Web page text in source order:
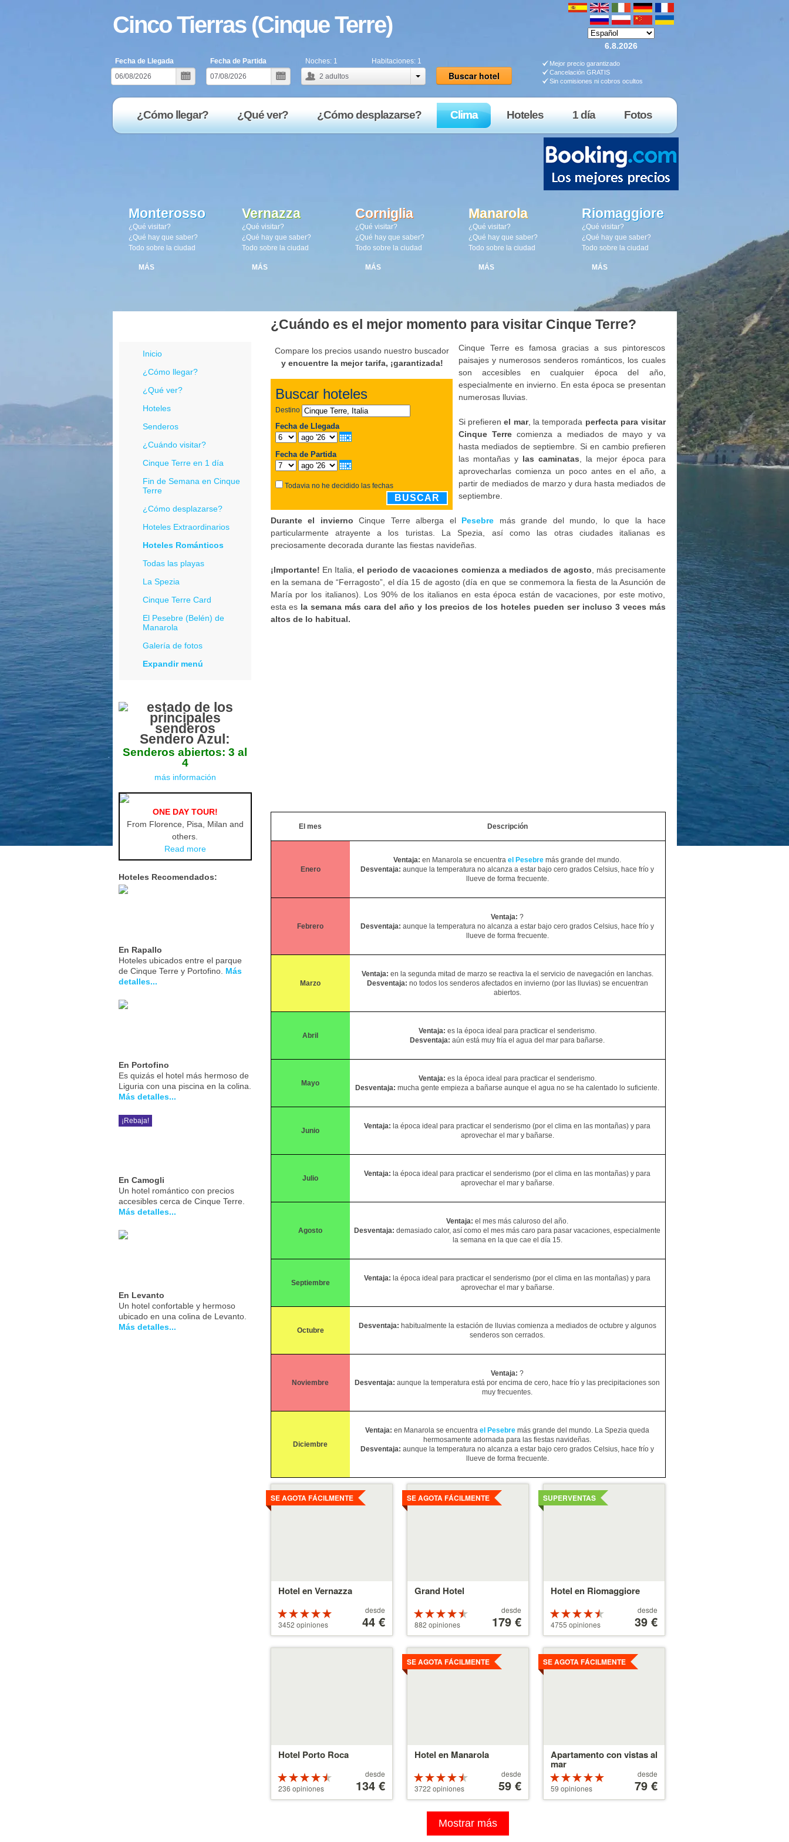
Cinco Tierras (Cinque Terre)
6.8.2026
Fecha de Llegada
Fecha de Partida
2 adultos
Noches: 1 Habitaciones: 1
Buscar hotel
Mejor precio garantizado
Cancelación GRATIS
Sin comisiones ni cobros ocultos
¿Cómo llegar? ¿Qué ver? ¿Cómo desplazarse? Clima Hoteles 1 día Fotos
Monterosso
¿Qué visitar?
¿Qué hay que saber?
Todo sobre la ciudad
MÁS
Vernazza
¿Qué visitar?
¿Qué hay que saber?
Todo sobre la ciudad
MÁS
Corniglia
¿Qué visitar?
¿Qué hay que saber?
Todo sobre la ciudad
MÁS
Manarola
¿Qué visitar?
¿Qué hay que saber?
Todo sobre la ciudad
MÁS
Riomaggiore
¿Qué visitar?
¿Qué hay que saber?
Todo sobre la ciudad
MÁS
Inicio
¿Cómo llegar?
¿Qué ver?
Hoteles
Senderos
¿Cuándo visitar?
Cinque Terre en 1 día
Fin de Semana en Cinque
Terre
¿Cómo desplazarse?
Hoteles Extraordinarios
Hoteles Románticos
Todas las playas
La Spezia
Cinque Terre Card
El Pesebre (Belén) de
Manarola
Galería de fotos
Expandir menú
Sendero Azul:
Senderos abiertos: 3 al
4
más información
ONE DAY TOUR!
From Florence, Pisa, Milan and
others.
Read more
Hoteles Recomendados:
En Rapallo
Hoteles ubicados entre el parque
de Cinque Terre y Portofino. Más
detalles...
En Portofino
Es quizás el hotel más hermoso de
Liguria con una piscina en la colina.
Más detalles...
¡Rebaja!
En Camogli
Un hotel romántico con precios
accesibles cerca de Cinque Terre.
Más detalles...
En Levanto
Un hotel confortable y hermoso
ubicado en una colina de Levanto.
Más detalles...
¿Cuándo es el mejor momento para visitar Cinque Terre?
Compare los precios usando nuestro buscador
y encuentre la mejor tarifa, ¡garantizada!
Buscar hoteles
Destino
Fecha de Llegada
Fecha de Partida
Todavia no he decidido las fechas
BUSCAR
Cinque Terre es famosa gracias a sus pintorescos
paisajes y numerosos senderos románticos, los cuales
son accesibles en cualquier época del año,
especialmente en invierno. En esta época se presentan
numerosas lluvias.
Si prefierenel mar, la temporada perfecta para visitar
Cinque Terrecomienza a mediados de mayo y va
hasta mediados de septiembre. Si en cambio prefieren
las montañas y las caminatas , la mejor época para
aprovecharlas comienza un poco antes en el año, a
partir de mediados de marzo y dura hasta mediados de
septiembre.
Durante el invierno Cinque Terre alberga el Pesebre más grande del mundo, lo que la hace
particularmente atrayente a los turistas. La Spezia, así como las otras ciudades italianas es
preciosamente decorada durante las fiestas navideñas.
¡Importante! En Italia,el periodo de vacaciones comienza a mediados de agosto , más precisamente
en la semana de “Ferragosto”, el día 15 de agosto (día en que se conmemora la fiesta de la Asunción de
María por los italianos). Los 90% de los italianos en esta época están de vacaciones, por este motivo,
esta es la semana más cara del año y los precios de los hoteles pueden ser incluso 3 veces más
altos de lo habitual.
El mes Descripción
Enero
Ventaja: en Manarola se encuentra el Pesebre más grande del mundo.
Desventaja: aunque la temperatura no alcanza a estar bajo cero grados Celsius, hace frío y
llueve de forma frecuente.
Febrero
Ventaja: ?
Desventaja: aunque la temperatura no alcanza a estar bajo cero grados Celsius, hace frío y
llueve de forma frecuente.
Marzo
Ventaja: en la segunda mitad de marzo se reactiva la el servicio de navegación en lanchas.
Desventaja: no todos los senderos afectados en invierno (por las lluvias) se encuentran
abiertos.
Abril
Ventaja: es la época ideal para practicar el senderismo.
Desventaja: aún está muy fría el agua del mar para bañarse.
Mayo
Ventaja: es la época ideal para practicar el senderismo.
Desventaja: mucha gente empieza a bañarse aunque el agua no se ha calentado lo suficiente.
Junio
Ventaja: la época ideal para practicar el senderismo (por el clima en las montañas) y para
aprovechar el mar y bañarse.
Julio
Ventaja: la época ideal para practicar el senderismo (por el clima en las montañas) y para
aprovechar el mar y bañarse.
Agosto
Ventaja: el mes más caluroso del año.
Desventaja: demasiado calor, así como el mes más caro para pasar vacaciones, especialmente
la semana en la que cae el día 15.
Septiembre
Ventaja: la época ideal para practicar el senderismo (por el clima en las montañas) y para
aprovechar el mar y bañarse.
Octubre
Desventaja: habitualmente la estación de lluvias comienza a mediados de octubre y algunos
senderos son cerrados.
Noviembre
Ventaja: ?
Desventaja: aunque la temperatura está por encima de cero, hace frío y las precipitaciones son
muy frecuentes.
Diciembre
Ventaja: en Manarola se encuentra el Pesebre más grande del mundo. La Spezia queda
hermosamente adornada para las fiestas navideñas.
Desventaja: aunque la temperatura no alcanza a estar bajo cero grados Celsius, hace frío y
llueve de forma frecuente.
Hotel en Vernazza
SE AGOTA FÁCILMENTE
Valoración
de 5 estrellas
sobre 5
3452 opiniones
44 €
desde
44 €
Ver
detalles
Grand Hotel
SE AGOTA FÁCILMENTE
Valoración
de 4.5
estrellas
882 opiniones partir
179 €
desde
179 €
Ver
detalles
Hotel en Riomaggiore
SUPERVENTAS
Valoración
de 4.5
estrellas
4755 opiniones
39 €
desde
39 €
Ver
detalles
Hotel Porto Roca
Valoración
de 4.5
estrellas
236 opiniones partir
134 €
desde
134 €
Ver
Hotel en Manarola
SE AGOTA FÁCILMENTE
Valoración
de 4.5
estrellas
3722 opiniones
59 €
desde
59 €
Ver
detalles
Apartamento con vistas al
mar
SE AGOTA FÁCILMENTE
Valoración
de 5 estrellas
sobre 5
59 opiniones
79 €
desde
79 €
Ver
detalles
Mostrar más